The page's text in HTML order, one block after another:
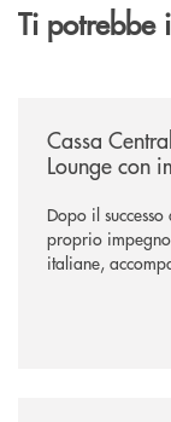
Ti potrebbe
Cassa
Lounge con
Dopo il
proprio
italiane,